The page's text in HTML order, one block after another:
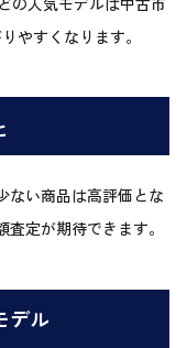
やすくなります。
ない商品は高評価とな
定が期待できます。
デル